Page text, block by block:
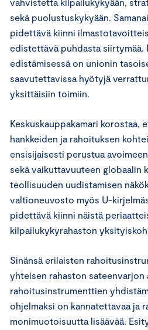
sekä puolustuskykyään.
pidettävä kiinni
edistettävä puhdasta
edistämisessä on unionin
saavutettavissa hyötyjä
yksittäisiin toimiin.
Keskuskauppakamari korostaa,
hankkeiden ja rahoituksen
ensisijaisesti perustua
sekä vaikuttavuuteen globaalin
teollisuuden uudistamisen
valtioneuvosto myös U-
pidettävä kiinni näistä
kilpailukykyrahaston
Sinänsä erilaisten
yhteisen rahaston sateenvarjon
rahoitusinstrumenttien
ohjelmaksi on kannatettavaa ja
monimuotoisuutta lisäävää.